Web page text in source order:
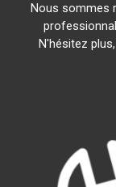
Nous sommes
N'hésitez